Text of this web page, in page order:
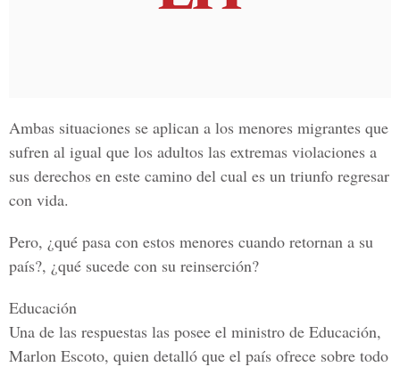
Ambas situaciones se aplican a los menores migrantes que
sufren al igual que los adultos las extremas violaciones a
sus derechos en este camino del cual es un triunfo regresar
con vida.
Pero, ¿qué pasa con estos menores cuando retornan a su
país?, ¿qué sucede con su reinserción?
Educación
Una de las respuestas las posee el ministro de Educación,
Marlon Escoto, quien detalló que el país ofrece sobre todo